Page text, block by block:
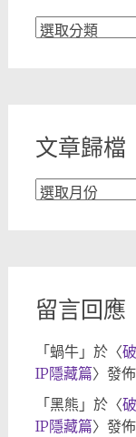
文
文章歸檔
文
留言回應
「蝸牛」於〈
IP隱藏篇〉發
「黑熊 」於〈
IP隱藏篇〉發